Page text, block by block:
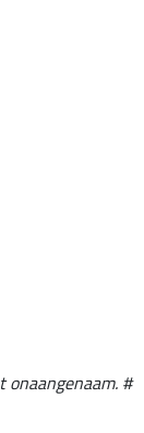
onaangenaam. #